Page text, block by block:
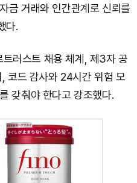
금 거래와 인간관계로 신뢰를
다.
러스트 채용 체계, 제3자 공
코드 감사와 24시간 위험 모
갖춰야 한다고 강조했다.